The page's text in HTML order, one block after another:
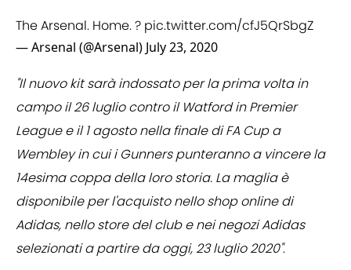
The Arsenal. Home. ? pic.twitter.com/cfJ5QrSbgZ
— Arsenal (@Arsenal) July 23, 2020
"Il nuovo kit sarà indossato per la prima volta in
campo il 26 luglio contro il Watford in Premier
League e il 1 agosto nella finale di FA Cup a
Wembley in cui i Gunners punteranno a vincere la
14esima coppa della loro storia. La maglia è
disponibile per l'acquisto nello shop online di
Adidas, nello store del club e nei negozi Adidas
selezionati a partire da oggi, 23 luglio 2020".